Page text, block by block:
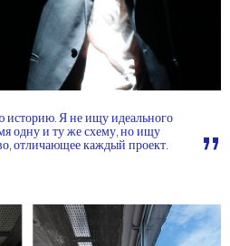
историю. Я не ищу идеального
одну и ту же схему, но ищу
отличающее каждый проект.